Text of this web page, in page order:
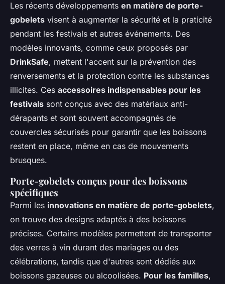
Les récents développements en matière de porte-
gobelets visent à augmenter la sécurité et la praticité
pendant les festivals et autres événements. Des
modèles innovants, comme ceux proposés par
DrinkSafe, mettent l'accent sur la prévention des
renversements et la protection contre les substances
illicites. Ces accessoires indispensables pour les
festivals sont conçus avec des matériaux anti-
dérapants et sont souvent accompagnés de
couvercles sécurisés pour garantir que les boissons
restent en place, même en cas de mouvements
brusques.
Porte-gobelets conçus pour des boissons
spécifiques
Parmi les innovations en matière de porte-gobelets,
on trouve des designs adaptés à des boissons
précises. Certains modèles permettent de transporter
des verres à vin durant des mariages ou des
célébrations, tandis que d'autres sont dédiés aux
boissons gazeuses ou alcoolisées. Pour les familles,